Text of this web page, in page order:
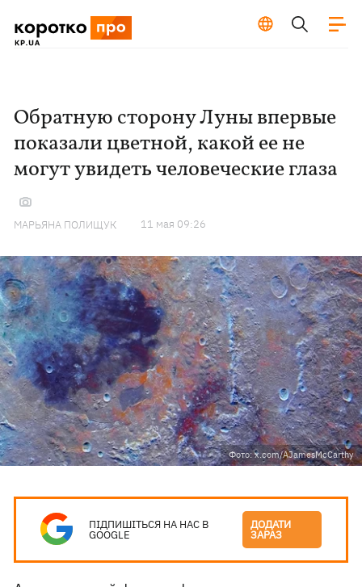
Обратную сторону Луны впервые
показали цветной, какой ее не
могут увидеть человеческие глаза
МАРЬЯНА ПОЛИЩУК 11 мая 09:26
Фото: x.com/AJamesMcCarthy
ПІДПИШІТЬСЯ НА НАС В
GOOGLE
ДОДАТИ
ЗАРАЗ